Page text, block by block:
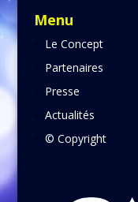
Menu
Le Concept
Partenaires
Presse
Actualités
© Copyright